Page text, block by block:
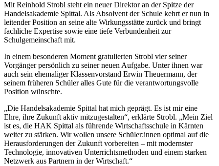
Mit Reinhold Strobl steht ein neuer Direktor an der Spitze der
Handelsakademie Spittal. Als Absolvent der Schule kehrt er nun in
leitender Position an seine alte Wirkungsstätte zurück und bringt
fachliche Expertise sowie eine tiefe Verbundenheit zur
Schulgemeinschaft mit.
In einem besonderen Moment gratulierten Strobl vier seiner
Vorgänger persönlich zu seiner neuen Aufgabe. Unter ihnen war
auch sein ehemaliger Klassenvorstand Erwin Theuermann, der
seinem früheren Schüler alles Gute für die verantwortungsvolle
Position wünschte.
„Die Handelsakademie Spittal hat mich geprägt. Es ist mir eine
Ehre, ihre Zukunft aktiv mitzugestalten“, erklärte Strobl. „Mein Ziel
ist es, die HAK Spittal als führende Wirtschaftsschule in Kärnten
weiter zu stärken. Wir wollen unsere Schüler:innen optimal auf die
Herausforderungen der Zukunft vorbereiten – mit modernster
Technologie, innovativen Unterrichtsmethoden und einem starken
Netzwerk aus Partnern in der Wirtschaft.“